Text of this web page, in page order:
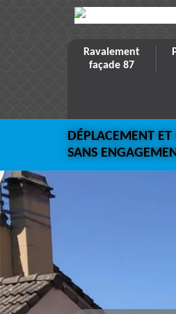
Ravalement
façade 87
DÉPLACEMENT ET
SANS